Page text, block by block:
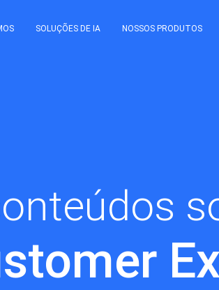
SOLUÇÕES DE IA NOSSOS PRODUTOS